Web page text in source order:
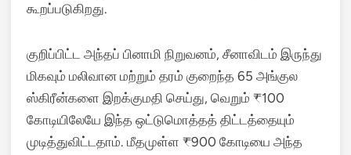
கூறப்படுகிறது.
குறிப்பிட்ட அந்தப் பினாமி நிறுவனம், சீனாவிடம் இருந்து
மிகவும் மலிவான மற்றும் தரம் குறைந்த 65 அங்குல
ஸ்கிரீன்களை இறக்குமதி செய்து, வெறும் ₹100
கோடியிலேயே இந்த ஒட்டுமொத்தத் திட்டத்தையும்
முடித்துவிட்டதாம். மீதமுள்ள ₹900 கோடியை அந்த